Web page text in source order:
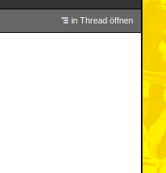
in Thread öffnen